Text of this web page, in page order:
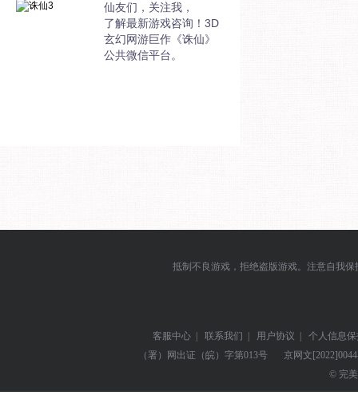
仙友们，关注我，
了解最新游戏咨询！3D
玄幻网游巨作《诛仙》
公共微信平台。
抵制不良游戏，拒绝盗版游戏。注意自我
客服中心 | 联系我们 | 用户协议 |
个人信息
（署）网出证（皖）字第013号
京网文
© 完美